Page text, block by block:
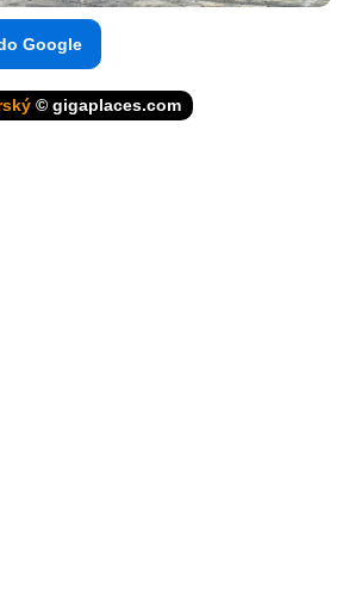
Google
© gigaplaces.com